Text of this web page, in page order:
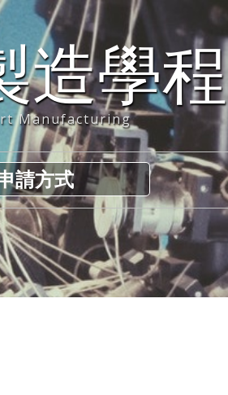
造學程
Manufacturing
請方式